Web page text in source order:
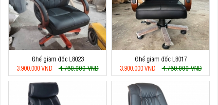
Ghế giám đốc L8023
3.900.000 VNĐ
4.760.000 VNĐ
Ghế giám đốc L8017
3.900.000 VNĐ
4.760.000 VNĐ